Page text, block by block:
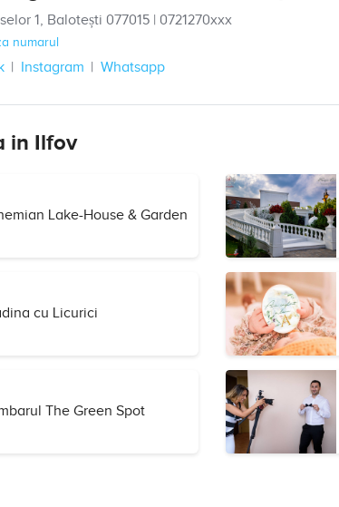
1, Balotești 077015 | 0721270xxx
numarul
Instagram Whatsapp
in Ilfov
Lake-House & Garden
cu Licurici
The Green Spot